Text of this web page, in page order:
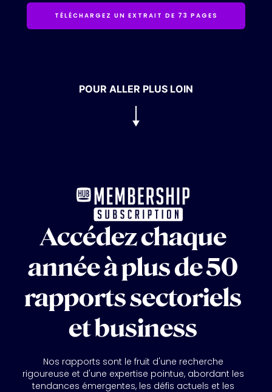
TÉLÉCHARGEZ UN EXTRAIT DE 73 PAGES
POUR ALLER PLUS LOIN
Accédez chaque
année à plus de 50
rapports sectoriels
et business
Nos rapports sont le fruit d'une recherche
rigoureuse et d'une expertise pointue, abordant les
tendances émergentes, les défis actuels et les